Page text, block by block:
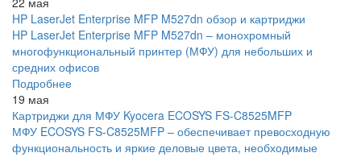
HP LaserJet Enterprise MFP M527dn обзор и картриджи
HP LaserJet Enterprise MFP M527dn – монохромный
многофункциональный принтер (МФУ) для небольших и
средних офисов
Подробнее
19 мая
Картриджи для МФУ Kyocera ECOSYS FS-C8525MFP
МФУ ECOSYS FS-C8525MFP – обеспечивает превосходную
функциональность и яркие деловые цвета, необходимые